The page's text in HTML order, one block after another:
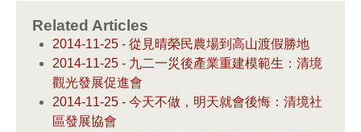
Related Articles
2014-11-25 - 從見晴榮民農場到高山渡假勝地
2014-11-25 - 九二一災後產業重建模範生：清境
觀光發展促進會
2014-11-25 - 今天不做，明天就會後悔：清境社
區發展協會